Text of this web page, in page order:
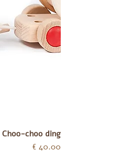
Choo-choo ding
מחיר